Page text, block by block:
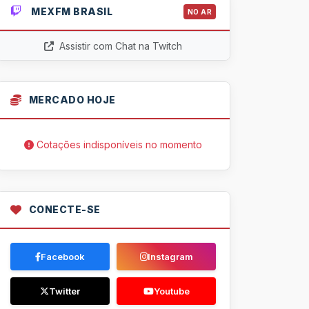
MEXFM BRASIL NO AR
Assistir com Chat na Twitch
MERCADO HOJE
Cotações indisponíveis no momento
CONECTE-SE
Facebook Instagram
Twitter Youtube